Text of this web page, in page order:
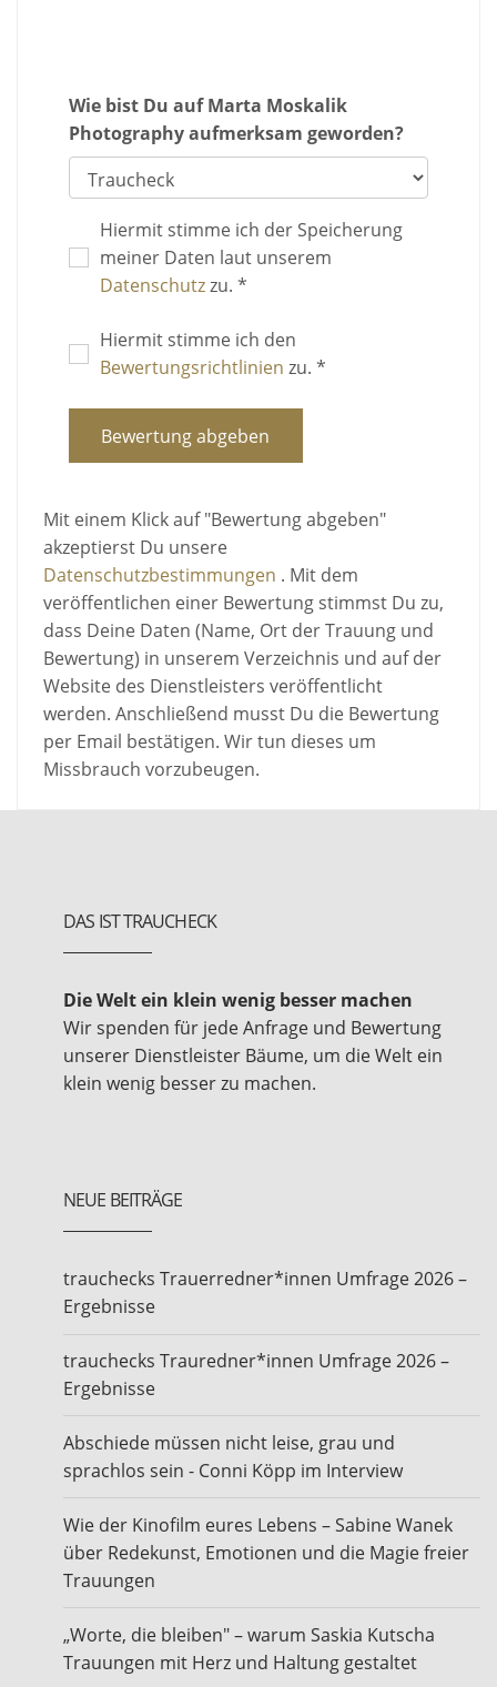
Wie bist Du auf Marta Moskalik
Photography aufmerksam geworden?
Hiermit stimme ich der Speicherung
meiner Daten laut unserem
Datenschutzzu. *
Hiermit stimme ich den
Bewertungsrichtlinien zu. *
Bewertung abgeben
Mit einem Klick auf "Bewertung abgeben"
akzeptierst Du unsere
Datenschutzbestimmungen . Mit dem
veröffentlichen einer Bewertung stimmst Du zu,
dass Deine Daten (Name, Ort der Trauung und
Bewertung) in unserem Verzeichnis und auf der
Website des Dienstleisters veröffentlicht
werden. Anschließend musst Du die Bewertung
per Email bestätigen. Wir tun dieses um
Missbrauch vorzubeugen.
DAS IST TRAUCHECK
Die Welt ein klein wenig besser machen
Wir spenden für jede Anfrage und Bewertung
unserer Dienstleister Bäume, um die Welt ein
klein wenig besser zu machen.
NEUE BEITRÄGE
trauchecks Trauerredner*innen Umfrage 2026 –
Ergebnisse
trauchecks Trauredner*innen Umfrage 2026 –
Ergebnisse
Abschiede müssen nicht leise, grau und
sprachlos sein - Conni Köpp im Interview
Wie der Kinofilm eures Lebens – Sabine Wanek
über Redekunst, Emotionen und die Magie freier
Trauungen
„Worte, die bleiben" – warum Saskia Kutscha
Trauungen mit Herz und Haltung gestaltet